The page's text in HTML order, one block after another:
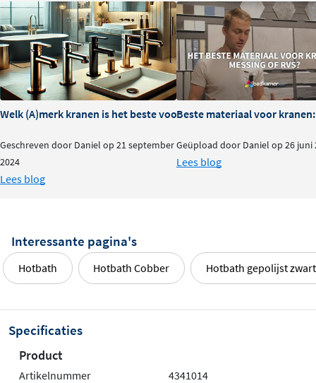
Met deze uitloop pas je je inbouwkraan moeiteloos aan
je wensen aan. Ideaal voor wie flexibiliteit en een strak,
duurzaam design zoekt.
Welk (A)merk kranen is het beste voor je badkamer?
Geschreven door Daniel op 21 september
2024
Lees blog
Beste materiaal voor kranen:
Geüpload door Daniel op 26 juni
Lees blog
Interessante pagina's
Hotbath Hotbath Cobber Hotbath gepolijst zwart
Specificaties
Product
Artikelnummer
4341014